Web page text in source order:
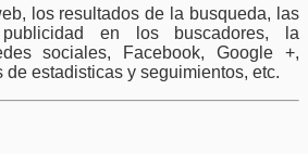
los resultados de la busqueda, las
en los buscadores, la
sociales, Facebook, Google +,
de estadisticas y seguimientos, etc.